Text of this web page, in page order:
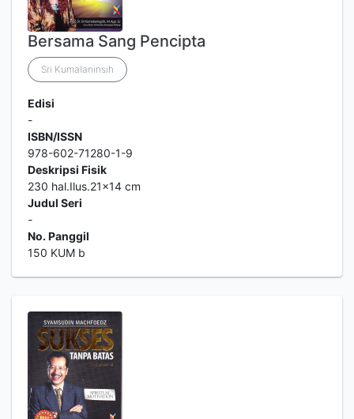
Bersama Sang Pencipta
Sri Kumalaninsih
Edisi
-
ISBN/ISSN
978-602-71280-1-9
Deskripsi Fisik
230 hal.Ilus.21x14 cm
Judul Seri
-
No. Panggil
150 KUM b